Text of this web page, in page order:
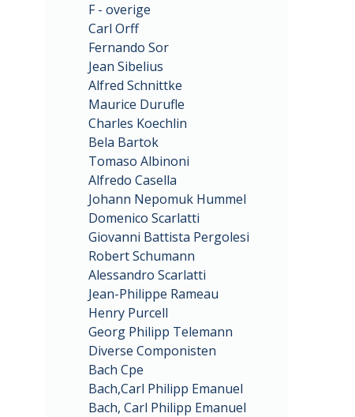
F - overige
Carl Orff
Fernando Sor
Jean Sibelius
Alfred Schnittke
Maurice Durufle
Charles Koechlin
Bela Bartok
Tomaso Albinoni
Alfredo Casella
Johann Nepomuk Hummel
Domenico Scarlatti
Giovanni Battista Pergolesi
Robert Schumann
Alessandro Scarlatti
Jean-Philippe Rameau
Henry Purcell
Georg Philipp Telemann
Diverse Componisten
Bach Cpe
Bach,Carl Philipp Emanuel
Bach, Carl Philipp Emanuel